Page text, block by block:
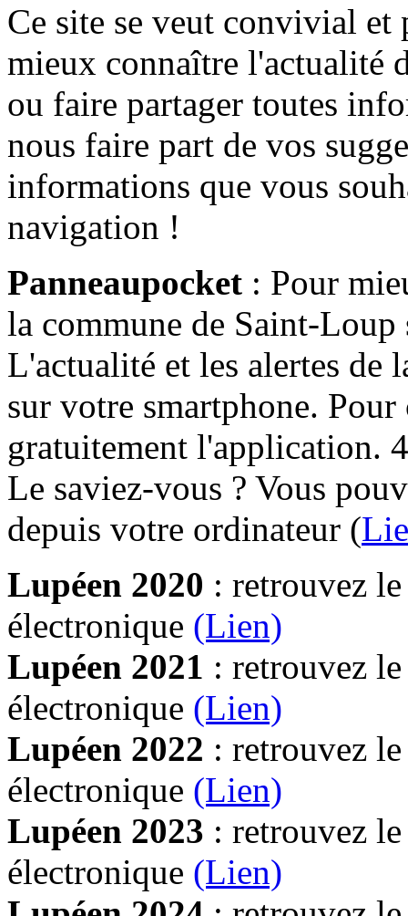
Ce site se veut convivial et
mieux connaître l'actualité
ou faire partager toutes
nous faire part de vos
informations que vous
navigation !
Panneaupocket : Pour
la commune de Saint-Loup
L'actualité et les alertes de
sur votre smartphone.
gratuitement l'application.
Le saviez-vous ? Vous
depuis votre ordinateur (
Lupéen 2020 : retrouvez
électronique (Lien)
Lupéen 2021 : retrouvez
électronique (Lien)
Lupéen 2022 : retrouvez
électronique (Lien)
Lupéen 2023 : retrouvez
électronique (Lien)